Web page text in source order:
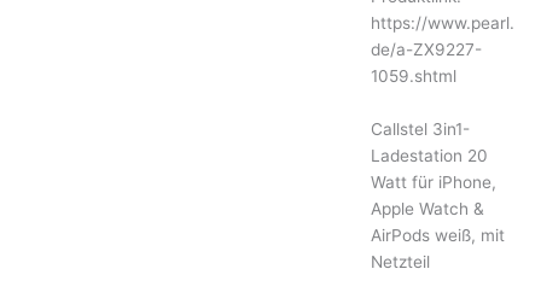
https://www.pearl.
de/a-ZX9227-
1059.shtml
Callstel 3in1-
Ladestation 20
Watt für iPhone,
Apple Watch &
AirPods weiß, mit
Netzteil